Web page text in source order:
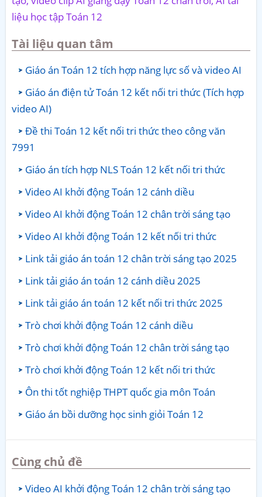
liệu học tập Toán 12
Tài liệu quan tâm
Giáo án Toán 12 tích hợp năng lực số và video AI
Giáo án điện tử Toán 12 kết nối tri thức (Tích hợp
video AI)
Đề thi Toán 12 kết nối tri thức theo công văn
7991
Giáo án tích hợp NLS Toán 12 kết nối tri thức
Video AI khởi động Toán 12 cánh diều
Video AI khởi động Toán 12 chân trời sáng tạo
Video AI khởi động Toán 12 kết nối tri thức
Link tải giáo án toán 12 chân trời sáng tạo 2025
Link tải giáo án toán 12 cánh diều 2025
Link tải giáo án toán 12 kết nối tri thức 2025
Trò chơi khởi động Toán 12 cánh diều
Trò chơi khởi động Toán 12 chân trời sáng tạo
Trò chơi khởi động Toán 12 kết nối tri thức
Ôn thi tốt nghiệp THPT quốc gia môn Toán
Giáo án bồi dưỡng học sinh giỏi Toán 12
Cùng chủ đề
Video AI khởi động Toán 12 chân trời sáng tạo